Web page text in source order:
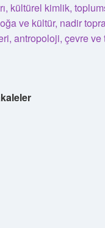
kültürel kimlik,
ve kültür, nadir
antropoloji, çevre ve